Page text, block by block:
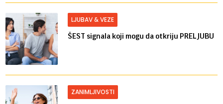
LJUBAV & VEZE
ŠEST signala koji mogu da otkriju PRELJUBU
ZANIMLJIVOSTI